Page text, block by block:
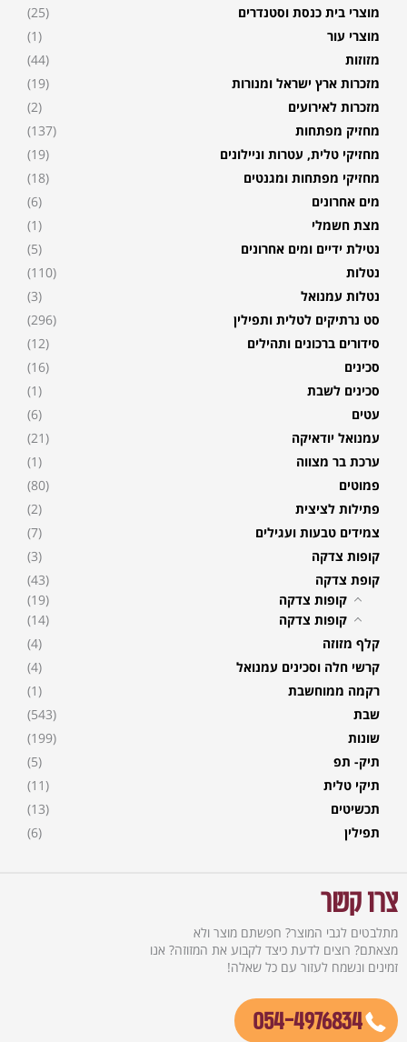
מוצרי בית כנסת וסטנדרים
(25)
מוצרי עור
(1)
מזוזות
(44)
מזכרות ארץ ישראל ומנורות
(19)
מזכרות לאירועים
(2)
מחזיק מפתחות
(137)
מחזיקי טלית, עטרות וניילונים
(19)
מחזיקי מפתחות ומגנטים
(18)
מים אחרונים
(6)
מצת חשמלי
(1)
נטילת ידיים ומים אחרונים
(5)
נטלות
(110)
נטלות עמנואל
(3)
סט נרתיקים לטלית ותפילין
(296)
סידורים ברכונים ותהילים
(12)
סכינים
(16)
סכינים לשבת
(1)
עטים
(6)
עמנואל יודאיקה
(21)
ערכת בר מצווה
(1)
פמוטים
(80)
פתילות לציצית
(2)
צמידים טבעות ועגילים
(7)
קופות צדקה
(3)
קופת צדקה
(43)
קופות צדקה
(19)
קופות צדקה
(14)
קלף מזוזה
(4)
קרשי חלה וסכינים עמנואל
(4)
רקמה ממוחשבת
(1)
שבת
(543)
שונות
(199)
תיק- תפ
(5)
תיקי טלית
(11)
תכשיטים
(13)
תפילין
(6)
צרו קשר
מתלבטים לגבי המוצר? חפשתם מוצר ולא
מצאתם? רוצים לדעת כיצד לקבוע את המזוזה? אנו
זמינים ונשמח לעזור עם כל שאלה!
054-4976834